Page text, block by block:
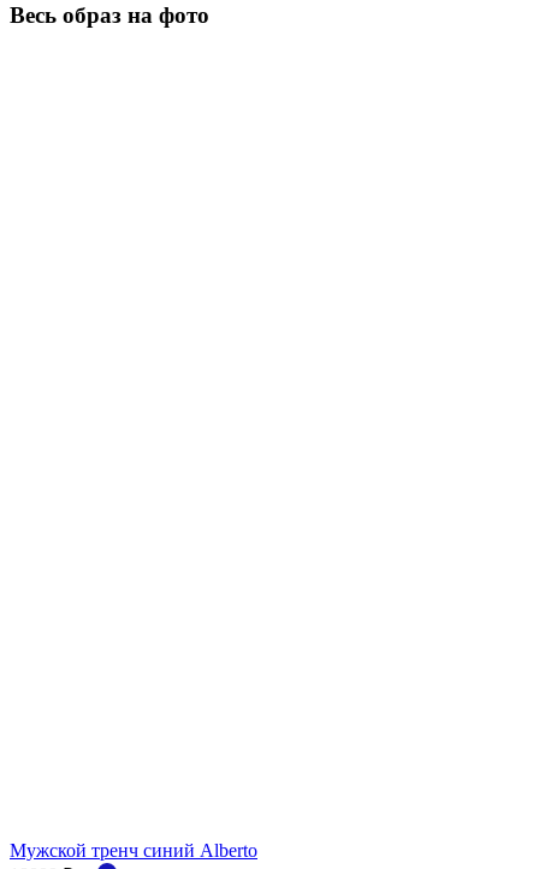
Весь образ на фото
Мужской тренч синий Alberto